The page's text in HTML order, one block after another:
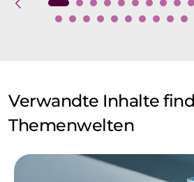
Verwandte Inhalte
Themenwelten